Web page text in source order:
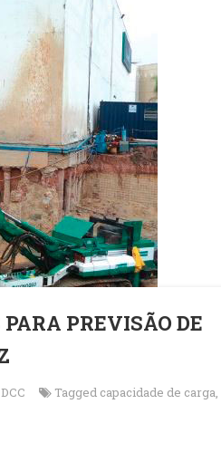
PREVISÃO DE
Tagged capacidade de carga,